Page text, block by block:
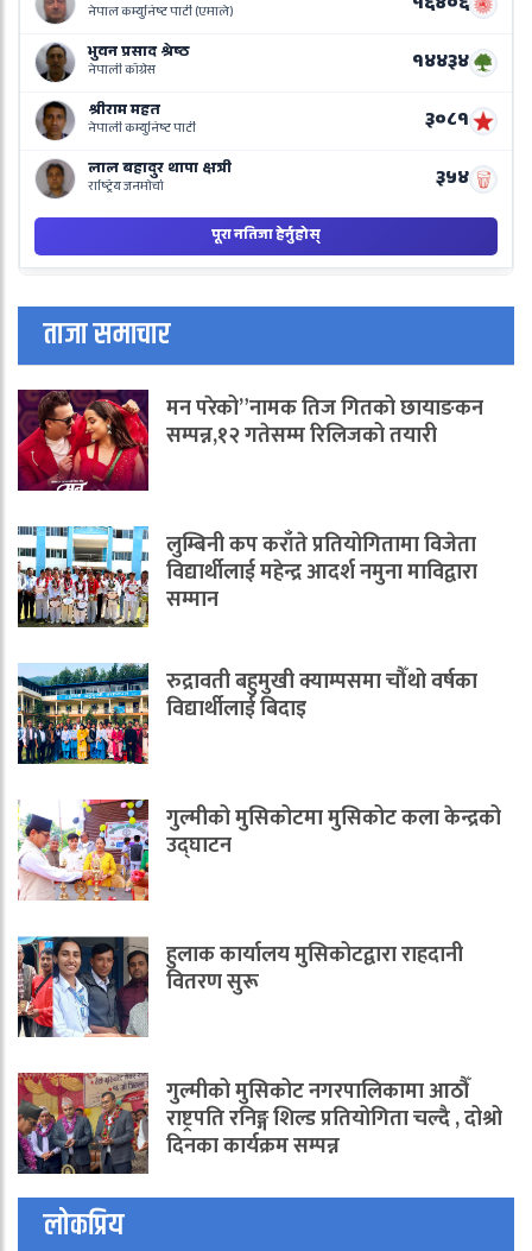
ताजा समाचार
मन परेको”नामक तिज गितको छायाङकन
सम्पन्न,१२ गतेसम्म रिलिजको तयारी
लुम्बिनी कप कराँते प्रतियोगितामा विजेता
विद्यार्थीलाई महेन्द्र आदर्श नमुना माविद्वारा
सम्मान
रुद्रावती बहुमुखी क्याम्पसमा चौँथो वर्षका
विद्यार्थीलाई बिदाइ
गुल्मीको मुसिकोटमा मुसिकोट कला केन्द्रको
उद्घाटन
हुलाक कार्यालय मुसिकोटद्वारा राहदानी
वितरण सुरू
गुल्मीको मुसिकोट नगरपालिकामा आठौँ
राष्ट्रपति रनिङ्ग शिल्ड प्रतियोगिता चल्दै , दोश्रो
दिनका कार्यक्रम सम्पन्न
लोकप्रिय